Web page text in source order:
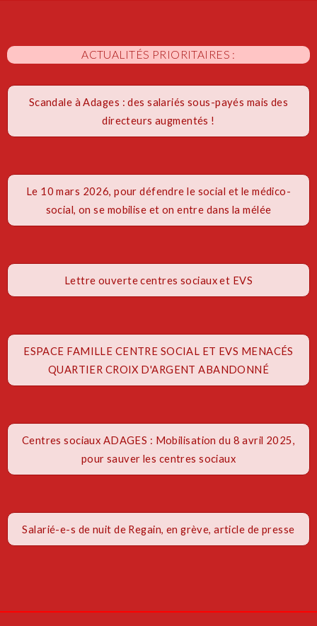
ACTUALITÉS PRIORITAIRES :
Scandale à Adages : des salariés sous-payés mais des
directeurs augmentés !
Le 10 mars 2026, pour défendre le social et le médico-
social, on se mobilise et on entre dans la mélée
Lettre ouverte centres sociaux et EVS
ESPACE FAMILLE CENTRE SOCIAL ET EVS MENACÉS
QUARTIER CROIX D'ARGENT ABANDONNÉ
Centres sociaux ADAGES : Mobilisation du 8 avril 2025,
pour sauver les centres sociaux
Salarié-e-s de nuit de Regain, en grève, article de presse